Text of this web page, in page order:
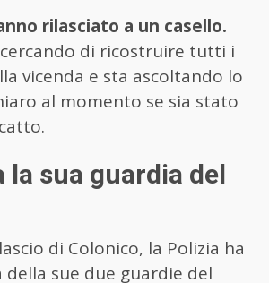
rilasciato a un casello.
cercando di ricostruire tutti i
vicenda e sta ascoltando lo
al momento se sia stato
la sua guardia del
di Colonico, la Polizia ha
sue due guardie del